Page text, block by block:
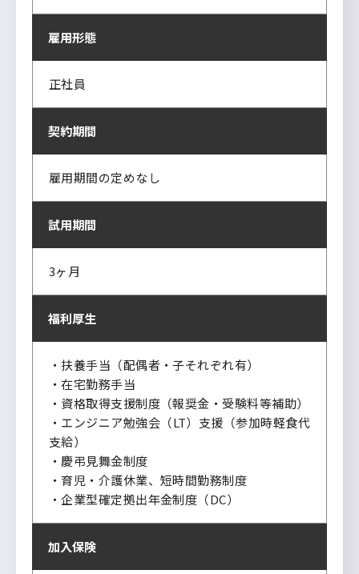
雇用形態
正社員
契約期間
雇用期間の定めなし
試用期間
3ヶ月
福利厚生
・扶養手当（配偶者・子それぞれ有）
・在宅勤務手当
・資格取得支援制度（報奨金・受験料等補助）
・エンジニア勉強会（LT）支援（参加時軽食代
支給）
・慶弔見舞金制度
・育児・介護休業、短時間勤務制度
・企業型確定拠出年金制度（DC）
加入保険